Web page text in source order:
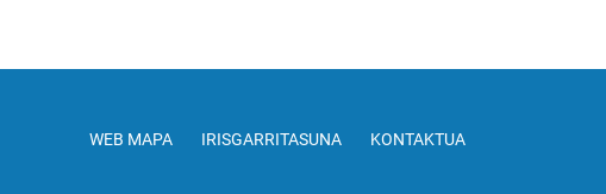
WEB MAPA IRISGARRITASUNA KONTAKTUA